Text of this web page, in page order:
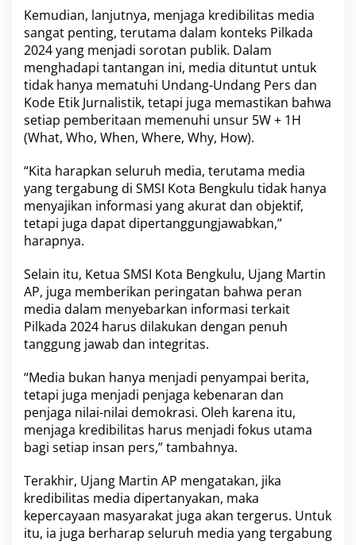
s
y
a
r
a
k
a
t
Kemudian, lanjutnya, menjaga kredibilitas media
sangat penting, terutama dalam konteks Pilkada
2024 yang menjadi sorotan publik. Dalam
menghadapi tantangan ini, media dituntut untuk
tidak hanya mematuhi Undang-Undang Pers dan
Kode Etik Jurnalistik, tetapi juga memastikan bahwa
setiap pemberitaan memenuhi unsur 5W + 1H
(What, Who, When, Where, Why, How).
“Kita harapkan seluruh media, terutama media
yang tergabung di SMSI Kota Bengkulu tidak hanya
menyajikan informasi yang akurat dan objektif,
tetapi juga dapat dipertanggungjawabkan,”
harapnya.
Selain itu, Ketua SMSI Kota Bengkulu, Ujang Martin
AP, juga memberikan peringatan bahwa peran
media dalam menyebarkan informasi terkait
Pilkada 2024 harus dilakukan dengan penuh
tanggung jawab dan integritas.
“Media bukan hanya menjadi penyampai berita,
tetapi juga menjadi penjaga kebenaran dan
penjaga nilai-nilai demokrasi. Oleh karena itu,
menjaga kredibilitas harus menjadi fokus utama
bagi setiap insan pers,” tambahnya.
Terakhir, Ujang Martin AP mengatakan, jika
kredibilitas media dipertanyakan, maka
kepercayaan masyarakat juga akan tergerus. Untuk
itu, ia juga berharap seluruh media yang tergabung